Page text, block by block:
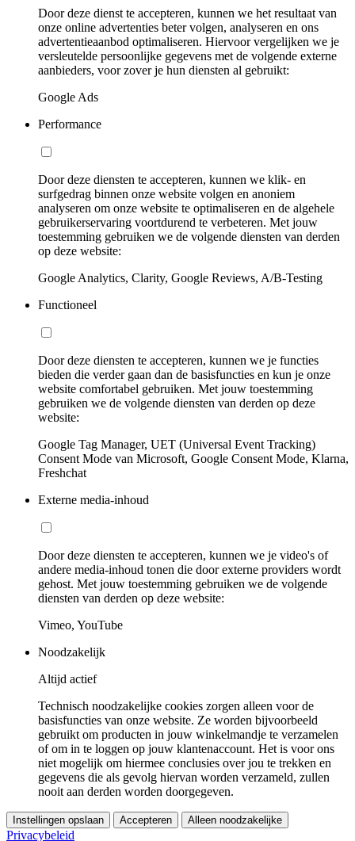
Door deze dienst te accepteren, kunnen we het resultaat van
onze online advertenties beter volgen, analyseren en ons
advertentieaanbod optimaliseren. Hiervoor vergelijken we je
versleutelde persoonlijke gegevens met de volgende externe
aanbieders, voor zover je hun diensten al gebruikt:
Google Ads
Performance
Door deze diensten te accepteren, kunnen we klik- en
surfgedrag binnen onze website volgen en anoniem
analyseren om onze website te optimaliseren en de algehele
gebruikerservaring voortdurend te verbeteren. Met jouw
toestemming gebruiken we de volgende diensten van derden
op deze website:
Google Analytics, Clarity, Google Reviews, A/B-Testing
Functioneel
Door deze diensten te accepteren, kunnen we je functies
bieden die verder gaan dan de basisfuncties en kun je onze
website comfortabel gebruiken. Met jouw toestemming
gebruiken we de volgende diensten van derden op deze
website:
Google Tag Manager, UET (Universal Event Tracking)
Consent Mode van Microsoft, Google Consent Mode, Klarna,
Freshchat
Externe media-inhoud
Door deze diensten te accepteren, kunnen we je video's of
andere media-inhoud tonen die door externe providers wordt
gehost. Met jouw toestemming gebruiken we de volgende
diensten van derden op deze website:
Vimeo, YouTube
Noodzakelijk
Altijd actief
Technisch noodzakelijke cookies zorgen alleen voor de
basisfuncties van onze website. Ze worden bijvoorbeeld
gebruikt om producten in jouw winkelmandje te verzamelen
of om in te loggen op jouw klantenaccount. Het is voor ons
niet mogelijk om hiermee conclusies over jou te trekken en
gegevens die als gevolg hiervan worden verzameld, zullen
nooit aan derden worden doorgegeven.
Instellingen opslaan Accepteren Alleen noodzakelijke
Privacybeleid